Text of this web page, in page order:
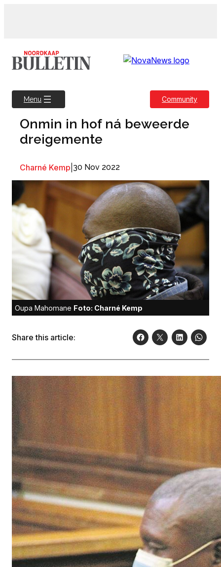
Menu Community
Onmin in hof ná beweerde
dreigemente
Charné Kemp 30 Nov 2022
Oupa Mahomane Foto: Charné Kemp
Share this article: